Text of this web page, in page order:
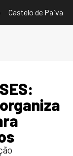
Castelo de Paiva